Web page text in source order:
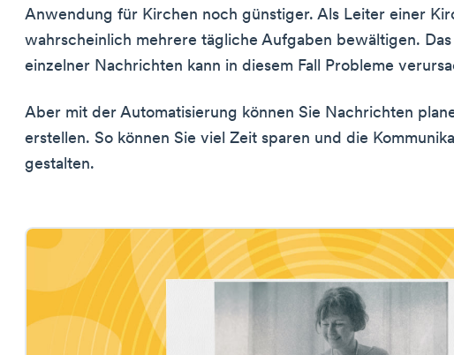
Anwendung für Kirchen noch günstiger. Als Leiter einer
wahrscheinlich mehrere tägliche Aufgaben bewältigen. Das
einzelner Nachrichten kann in diesem Fall Probleme
Aber mit der Automatisierung können Sie Nachrichten
erstellen. So können Sie viel Zeit sparen und die
gestalten.